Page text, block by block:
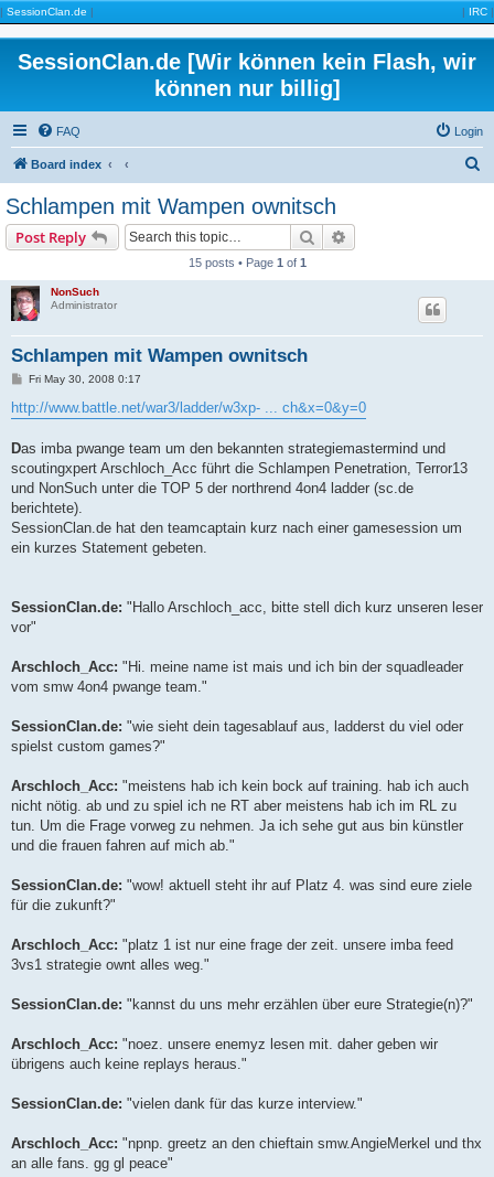
| SessionClan.de | | IRC |
SessionClan.de [Wir können kein Flash, wir
können nur billig]
FAQ Login
Board index
Schlampen mit Wampen ownitsch
Post Reply Search
15 posts • Page 1 of 1
NonSuch
Administrator
Schlampen mit Wampen ownitsch
P
s
t
Fri May 30, 2008 0:17
http://www.battle.net/war3/ladder/w3xp- ... ch&x=0&y=0
Das imba pwange team um den bekannten strategiemastermind und
scoutingxpert Arschloch_Acc führt die Schlampen Penetration, Terror13
und NonSuch unter die TOP 5 der northrend 4on4 ladder (sc.de
berichtete).
SessionClan.de hat den teamcaptain kurz nach einer gamesession um
ein kurzes Statement gebeten.
SessionClan.de: "Hallo Arschloch_acc, bitte stell dich kurz unseren leser
vor"
Arschloch_Acc: "Hi. meine name ist mais und ich bin der squadleader
vom smw 4on4 pwange team."
SessionClan.de: "wie sieht dein tagesablauf aus, ladderst du viel oder
spielst custom games?"
Arschloch_Acc: "meistens hab ich kein bock auf training. hab ich auch
nicht nötig. ab und zu spiel ich ne RT aber meistens hab ich im RL zu
tun. Um die Frage vorweg zu nehmen. Ja ich sehe gut aus bin künstler
und die frauen fahren auf mich ab."
SessionClan.de: "wow! aktuell steht ihr auf Platz 4. was sind eure ziele
für die zukunft?"
Arschloch_Acc: "platz 1 ist nur eine frage der zeit. unsere imba feed
3vs1 strategie ownt alles weg."
SessionClan.de: "kannst du uns mehr erzählen über eure Strategie(n)?"
Arschloch_Acc: "noez. unsere enemyz lesen mit. daher geben wir
übrigens auch keine replays heraus."
SessionClan.de: "vielen dank für das kurze interview."
Arschloch_Acc: "npnp. greetz an den chieftain smw.AngieMerkel und thx
an alle fans. gg gl peace"